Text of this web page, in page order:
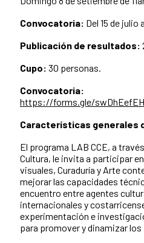
Convocatoria: Del 15 de julio
Publicación de resultados:
Cupo: 30 personas.
Convocatoria:
https://forms.gle/
Características generales
El programa LAB CCE, a
Cultura, le invita a participar
visuales, Curaduría y Arte
mejorar las capacidades
encuentro entre agentes
internacionales y
experimentación e
para promover y dinamizar